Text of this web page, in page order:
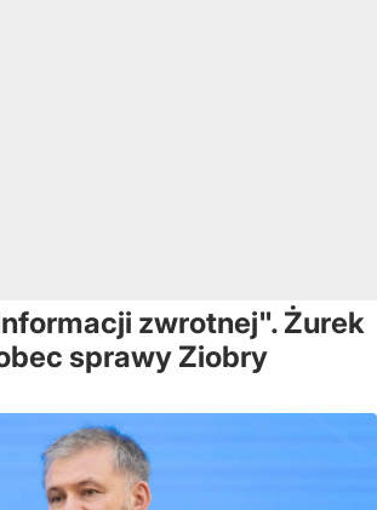
zwrotnej". Żurek
sprawy Ziobry